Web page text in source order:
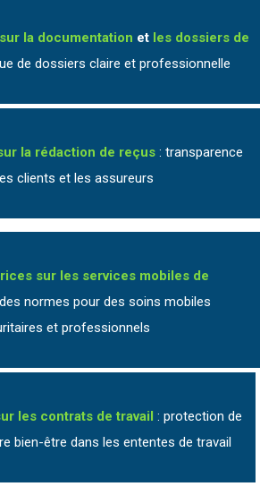
la documentation et les dossiers de
de dossiers claire et professionnelle
la rédaction de reçus : transparence
clients et les assureurs
sur les services mobiles de
normes pour des soins mobiles
et professionnels
les contrats de travail : protection de
bien-être dans les ententes de travail